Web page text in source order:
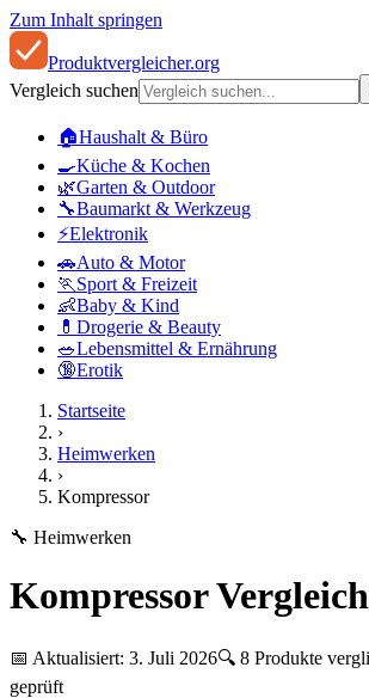
Zum Inhalt springen
Produktvergleicher.org
Vergleich suchen
🏠Haushalt & Büro
🍳Küche & Kochen
🌿Garten & Outdoor
🔧Baumarkt & Werkzeug
⚡Elektronik
🚗Auto & Motor
🏃 Sport & Freizeit
👶Baby & Kind
💊 Drogerie & Beauty
🥗Lebensmittel & Ernährung
🔞Erotik
Startseite
›
Heimwerken
›
Kompressor
🔧 Heimwerken
Kompressor
📅 Aktualisiert: 3. Juli 2026🔍 8 Produkte
geprüft